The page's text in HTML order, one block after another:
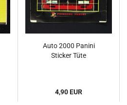
Auto 2000 Panini
Sticker Tüte
4,90 EUR